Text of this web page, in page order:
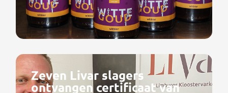
Zeven Livar slagers
ontvangen certificaat van